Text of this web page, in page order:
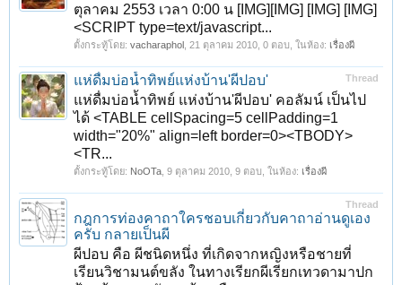
ตุลาคม 2553 เวลา 0:00 น [IMG][IMG] [IMG] [IMG]
<SCRIPT type=text/javascript...
ตั้งกระทู้โดย: vacharaphol 21 ตุลาคม 2010 , 0 ตอบ, ในห้อง: เรื่องผี
Thread
แห่ดื่มบ่อน้ำทิพย์แห่งบ้าน'ผีปอบ'
แห่ดื่มบ่อน้ำทิพย์ แห่งบ้าน'ผีปอบ' คอลัมน์ เป็นไป
ได้ <TABLE cellSpacing=5 cellPadding=1
width="20%" align=left border=0><TBODY>
<TR...
ตั้งกระทู้โดย: NoOTa 9 ตุลาคม 2010 , 9 ตอบ, ในห้อง: เรื่องผี
Thread
กฎการท่องคาถาใครชอบเกี่ยวกับคาถาอ่านดูเอง
ครับ กลายเป็นผี
ผีปอบ คือ ผีชนิดหนึ่ง ที่เกิดจากหญิงหรือชายที่
เรียนวิชามนต์ขลัง ในทางเรียกผีเรียกเทวดามาปก